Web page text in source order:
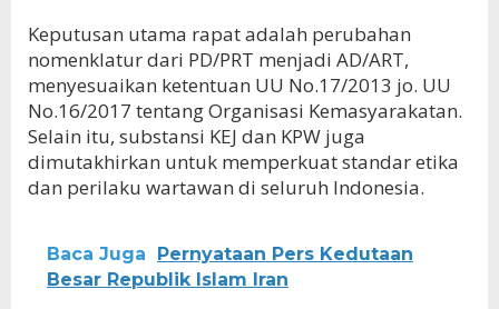
Keputusan utama rapat adalah perubahan
nomenklatur dari PD/PRT menjadi AD/ART,
menyesuaikan ketentuan UU No.17/2013 jo. UU
No.16/2017 tentang Organisasi Kemasyarakatan.
Selain itu, substansi KEJ dan KPW juga
dimutakhirkan untuk memperkuat standar etika
dan perilaku wartawan di seluruh Indonesia.
Baca Juga
Pernyataan Pers Kedutaan
Besar Republik Islam Iran